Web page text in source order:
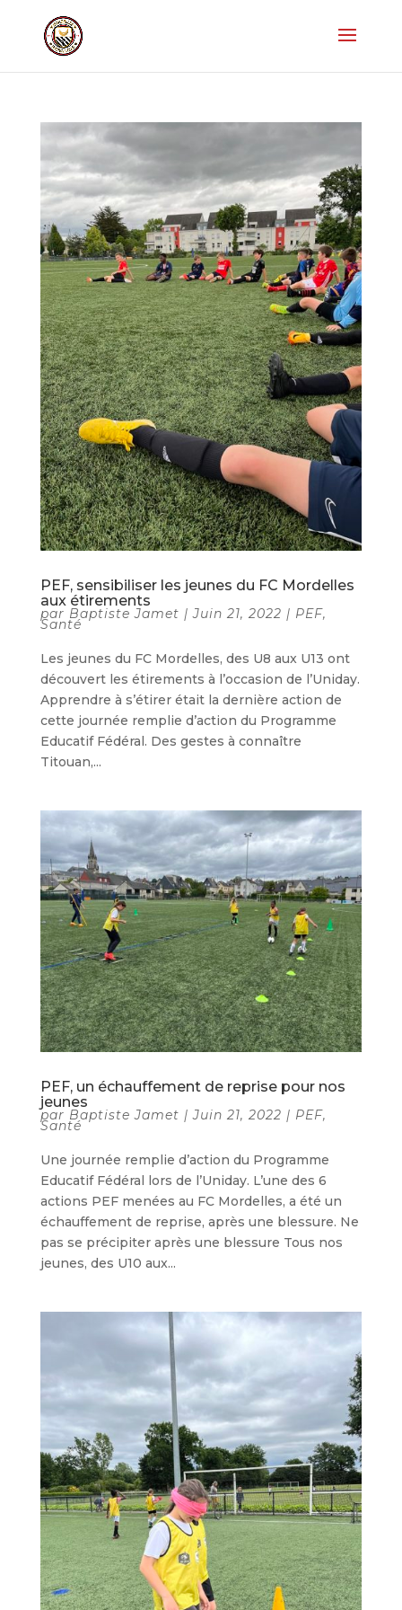
PEF, sensibiliser les jeunes du FC Mordelles
aux étirements
par Baptiste Jamet |Juin 21, 2022 | PEF,
Santé
Les jeunes du FC Mordelles, des U8 aux U13 ont
découvert les étirements à l’occasion de l’Uniday.
Apprendre à s’étirer était la dernière action de
cette journée remplie d’action du Programme
Educatif Fédéral. Des gestes à connaître
Titouan,...
PEF, un échauffement de reprise pour nos
jeunes
par Baptiste Jamet |Juin 21, 2022 | PEF,
Santé
Une journée remplie d’action du Programme
Educatif Fédéral lors de l’Uniday. L’une des 6
actions PEF menées au FC Mordelles, a été un
échauffement de reprise, après une blessure. Ne
pas se précipiter après une blessure Tous nos
jeunes, des U10 aux...